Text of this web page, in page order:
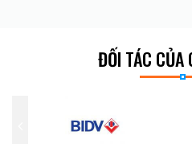
ĐỐI TÁC CỦA